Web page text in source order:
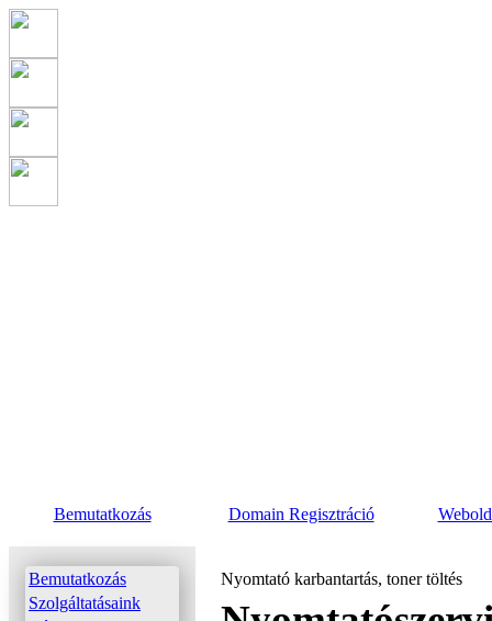
Bemutatkozás Domain Regisztráció
Bemutatkozás
Szolgáltatásaink
Nyomtató karbantartás, toner töltés